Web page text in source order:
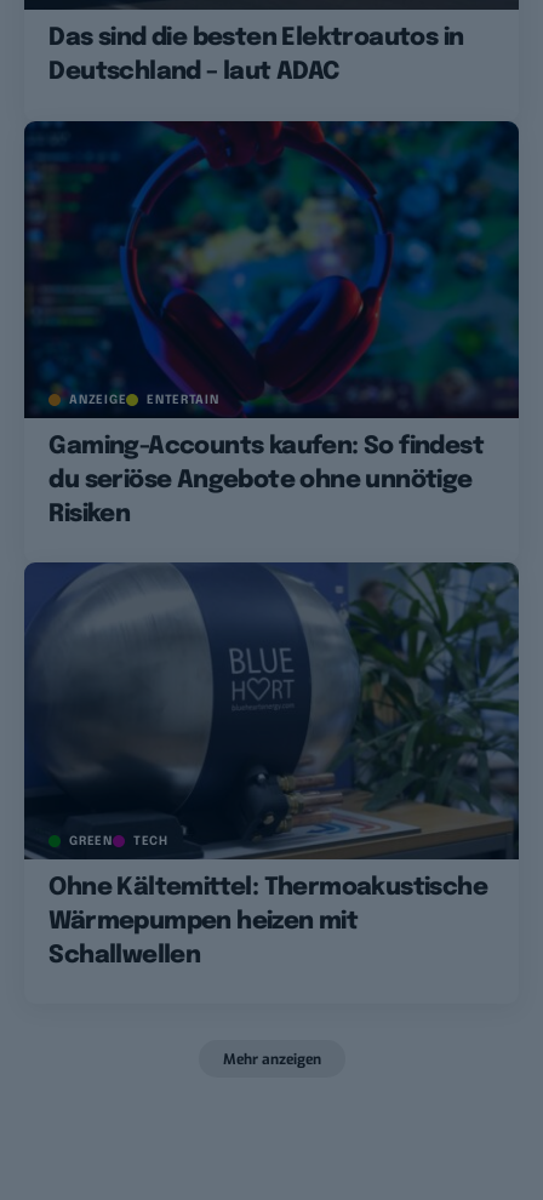
Das sind die besten Elektroautos in
Deutschland – laut ADAC
ANZEIGE ENTERTAIN
Gaming-Accounts kaufen: So findest
du seriöse Angebote ohne unnötige
Risiken
GREEN TECH
Ohne Kältemittel: Thermoakustische
Wärmepumpen heizen mit
Schallwellen
Mehr anzeigen